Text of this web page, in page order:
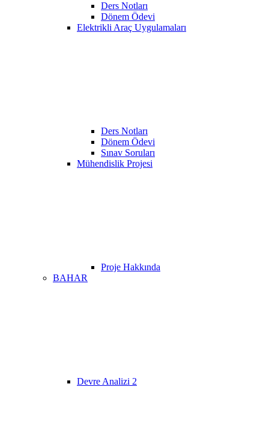
Ders Notları
Dönem Ödevi
Elektrikli Araç Uygulamaları
Ders Notları
Dönem Ödevi
Sınav Soruları
Mühendislik Projesi
Proje Hakkında
BAHAR
Devre Analizi 2